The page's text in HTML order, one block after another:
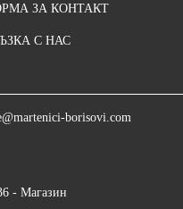
ЗА КОНТАКТ
С НАС
borisovi.com
- Магазин